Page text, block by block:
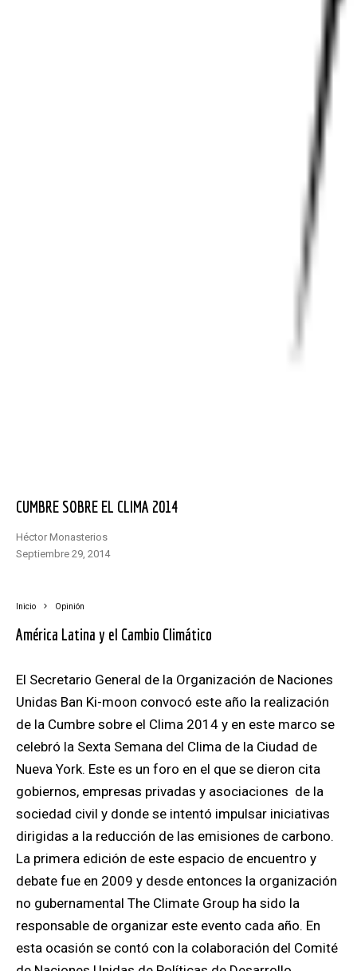
CUMBRE SOBRE EL CLIMA 2014
Héctor Monasterios
septiembre 29, 2014
Inicio Opinión
América Latina y el Cambio Climático
El Secretario General de la Organización de Naciones
Unidas Ban Ki-moon convocó este año la realización
de la Cumbre sobre el Clima 2014 y en este marco se
celebró la Sexta Semana del Clima de la Ciudad de
Nueva York. Este es un foro en el que se dieron cita
gobiernos, empresas privadas y asociaciones de la
sociedad civil y donde se intentó impulsar iniciativas
dirigidas a la reducción de las emisiones de carbono.
La primera edición de este espacio de encuentro y
debate fue en 2009 y desde entonces la organización
no gubernamental The Climate Group ha sido la
responsable de organizar este evento cada año. En
esta ocasión se contó con la colaboración del Comité